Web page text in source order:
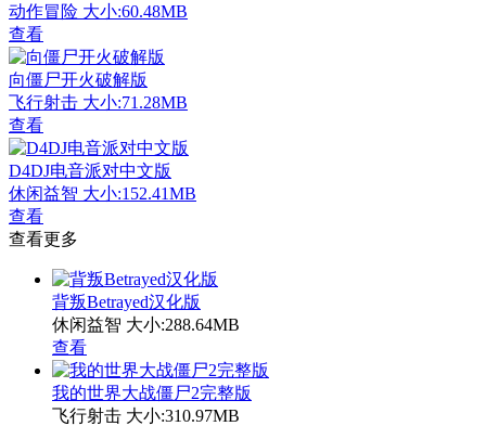
动作冒险 大小:60.48MB
查看
向僵尸开火破解版
飞行射击 大小:71.28MB
查看
D4DJ电音派对中文版
休闲益智 大小:152.41MB
查看
查看更多
背叛Betrayed汉化版
休闲益智 大小:288.64MB
查看
我的世界大战僵尸2完整版
飞行射击 大小:310.97MB